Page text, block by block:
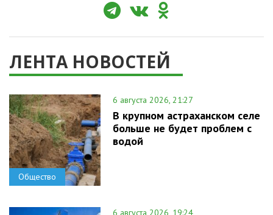
ЛЕНТА НОВОСТЕЙ
Общество
6 августа 2026, 21:27
В крупном астраханском селе
больше не будет проблем с
водой
6 августа 2026, 19:24